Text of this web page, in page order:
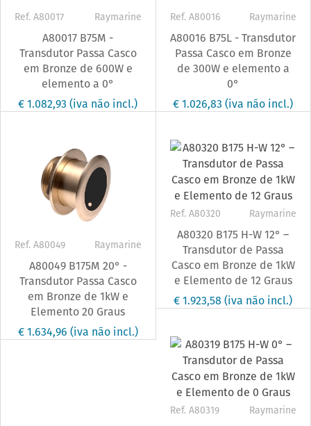
Ref. A80017 Raymarine
A80017 B75M -
Transdutor Passa Casco
em Bronze de 600W e
elemento a 0°
€ 1.082,93(iva não incl.)
Ref. A80016 Raymarine
A80016 B75L - Transdutor
Passa Casco em Bronze
de 300W e elemento a
0°
€ 1.026,83(iva não incl.)
Ref. A80049 Raymarine
A80049 B175M 20° -
Transdutor Passa Casco
em Bronze de 1kW e
Elemento 20 Graus
€ 1.634,96 (iva não incl.)
Ref. A80320 Raymarine
A80320 B175 H-W 12° –
Transdutor de Passa
Casco em Bronze de 1kW
e Elemento de 12 Graus
€ 1.923,58(iva não incl.)
Ref. A80319 Raymarine